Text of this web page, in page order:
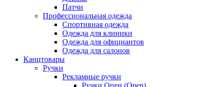
Патчи
Профессиональная одежда
Спортивная одежда
Одежда для клиники
Одежда для официантов
Одежда для салонов
Канцтовары
Ручки
Рекламные ручки
Ручки Опен (Open)